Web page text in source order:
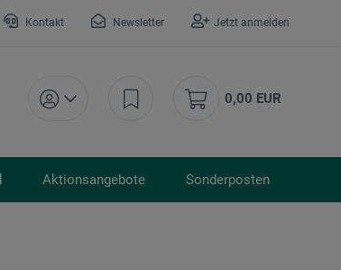
Kontakt Newsletter Jetzt anmelden
0,00 EUR
Aktionsangebote Sonderposten